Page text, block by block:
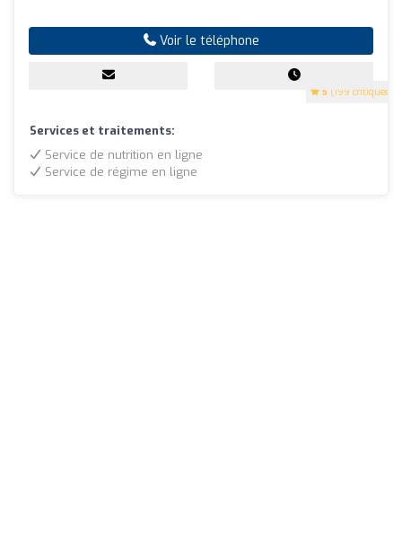
5 (199 critiques)
Voir le téléphone
Services et traitements:
Service de nutrition en ligne
Service de régime en ligne